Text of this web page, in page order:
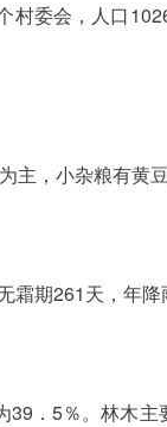
委会，人口
，小杂粮有黄
期261天，年降
．5％。林木